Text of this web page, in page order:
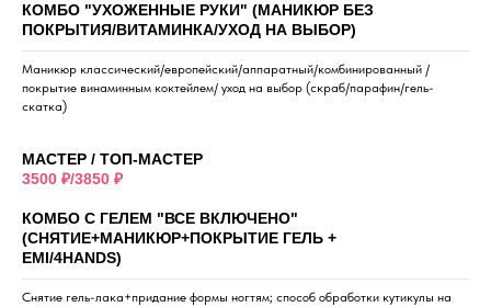
КОМБО "УХОЖЕННЫЕ РУКИ" (МАНИКЮР БЕЗ
ПОКРЫТИЯ/ВИТАМИНКА/УХОД НА ВЫБОР)
Маникюр классический/европейский/аппаратный/комбинированный /
покрытие винаминным коктейлем/ уход на выбор (скраб/парафин/гель-
скатка)
МАСТЕР / ТОП-МАСТЕР
3500 ₽/3850 ₽
КОМБО С ГЕЛЕМ "ВСЕ ВКЛЮЧЕНО"
(СНЯТИЕ+МАНИКЮР+ПОКРЫТИЕ ГЕЛЬ +
EMI/4HANDS)
Снятие гель-лака+придание формы ногтям; способ обработки кутикулы на